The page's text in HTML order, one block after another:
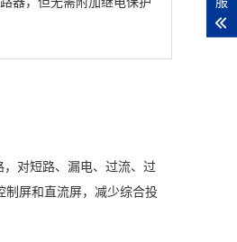
对短路、漏电、过流、过
屏和直流屏，减少综合投